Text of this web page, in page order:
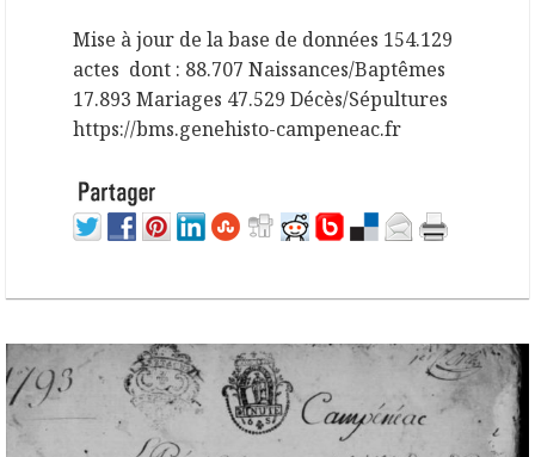
Mise à jour de la base de données 154.129
actes dont : 88.707 Naissances/Baptêmes
17.893 Mariages 47.529 Décès/Sépultures
https://bms.genehisto-campeneac.fr